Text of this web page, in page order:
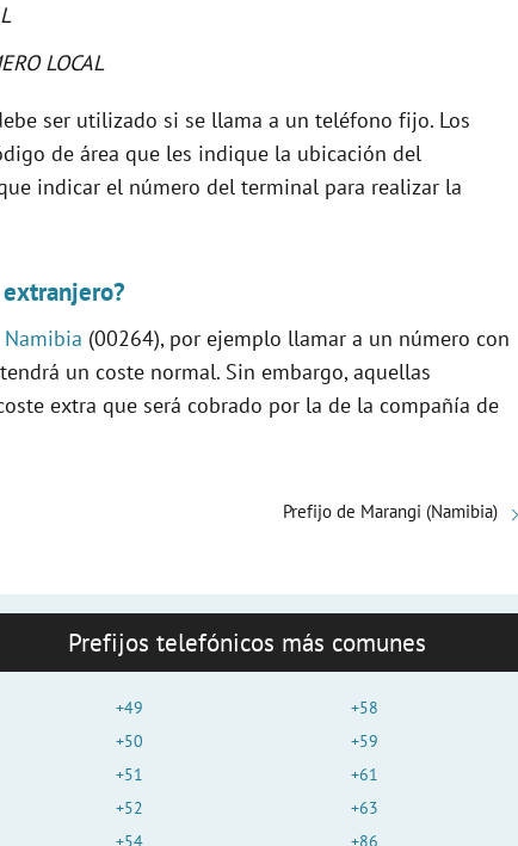
i
d
e
o
LOCAL
ser utilizado si se llama a un teléfono fijo. Los
de área que les indique la ubicación del
indicar el número del terminal para realizar la
Namibia (00264), por ejemplo llamar a un número con
un coste normal. Sin embargo, aquellas
extra que será cobrado por la de la compañía de
Prefijo de Marangi (Namibia)
Prefijos telefónicos más comunes
+49
+50
+51
+52
+54
+58
+59
+61
+63
+86